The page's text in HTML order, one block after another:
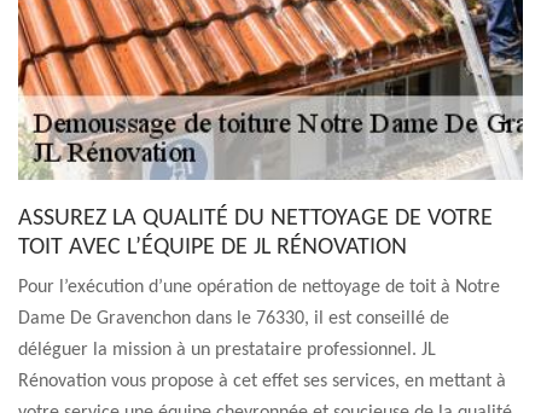
ASSUREZ LA QUALITÉ DU NETTOYAGE DE VOTRE
TOIT AVEC L’ÉQUIPE DE JL RÉNOVATION
Pour l’exécution d’une opération de nettoyage de toit à Notre
Dame De Gravenchon dans le 76330, il est conseillé de
déléguer la mission à un prestataire professionnel. JL
Rénovation vous propose à cet effet ses services, en mettant à